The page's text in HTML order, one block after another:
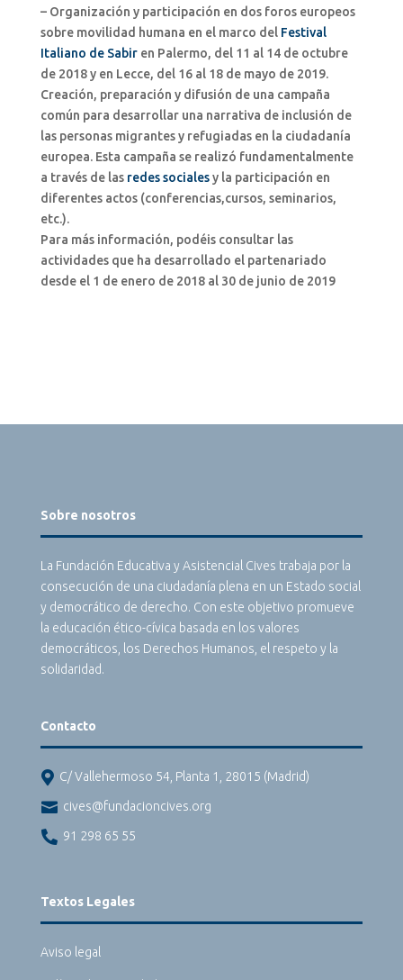
– Organización y participación en dos foros europeos
sobre movilidad humana en el marco del Festival
Italiano de Sabiren Palermo, del 11 al 14 de octubre
de 2018 y en Lecce, del 16 al 18 de mayo de 2019.
Creación, preparación y difusión de una campaña
común para desarrollar una narrativa de inclusión de
las personas migrantes y refugiadas en la ciudadanía
europea. Esta campaña se realizó fundamentalmente
a través de las redes socialesy la participación en
diferentes actos (conferencias,cursos, seminarios,
etc.).
Para más información, podéis consultar las
actividades que ha desarrollado el partenariado
desde el 1 de enero de 2018 al 30 de junio de 2019
Sobre nosotros
La Fundación Educativa y Asistencial Cives trabaja por la
consecución de una ciudadanía plena en un Estado social
y democrático de derecho. Con este objetivo promueve
la educación ético-cívica basada en los valores
democráticos, los Derechos Humanos, el respeto y la
solidaridad.
Contacto
 C/ Vallehermoso 54, Planta 1, 28015 (Madrid)
 cives@fundacioncives.org
 91 298 65 55
Textos Legales
Aviso legal